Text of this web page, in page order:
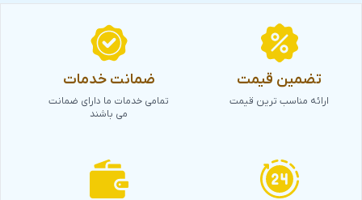
تضمین قیمت
ارائه مناسب ترین قیمت
ضمانت خدمات
تمامی خدمات ما دارای ضمانت
می باشند